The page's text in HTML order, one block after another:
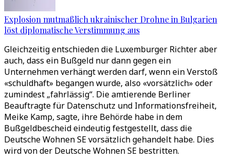
Explosion mutmaßlich ukrainischer Drohne in Bulgarien
löst diplomatische Verstimmung aus
Gleichzeitig entschieden die Luxemburger Richter aber
auch, dass ein Bußgeld nur dann gegen ein
Unternehmen verhängt werden darf, wenn ein Verstoß
«schuldhaft» begangen wurde, also «vorsätzlich» oder
zumindest „fahrlässig“. Die amtierende Berliner
Beauftragte für Datenschutz und Informationsfreiheit,
Meike Kamp, sagte, ihre Behörde habe in dem
Bußgeldbescheid eindeutig festgestellt, dass die
Deutsche Wohnen SE vorsätzlich gehandelt habe. Dies
wird von der Deutsche Wohnen SE bestritten.